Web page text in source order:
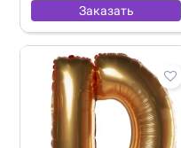
Заказать